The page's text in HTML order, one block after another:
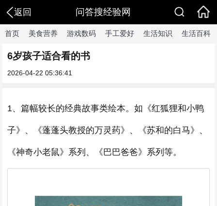
返回 问答搜经验网
首页 美食营养 游戏数码 手工爱好 生活知识 生活百科
6岁孩子适合看的书
2026-04-22 05:36:41
1、篇幅较长的经典故事类绘本。如《红狐狸和小鸭
子》、《蓬蓬头教授的万灵药》、《苏和的白马》、
《神奇小老鼠》系列、《巴巴爸爸》系列等。